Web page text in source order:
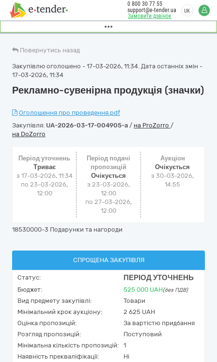
Замовити дзвінок
0 800 30 77 55
support@e-tender.ua
UK
Повернутись назад
Закупівлю оголошено - 17-03-2026, 11:34. Дата останніх змін -
17-03-2026, 11:34
Рекламно-сувенірна продукція (значки)
Оголошення про проведення.pdf
Закупівля: UA-2026-03-17-004905-a / на ProZorro /
на DoZorro
Період уточнень
Триває
з 17-03-2026, 11:34
по 23-03-2026,
12:00
Період подачі
пропозицій
Очікується
з 23-03-2026,
12:00
по 27-03-2026,
12:00
Аукціон
Очікується
з30-03-2026,
14:55
18530000-3 Подарунки та нагороди
СПРОЩЕНА ЗАКУПІВЛЯ
Статус: ПЕРІОД УТОЧНЕНЬ
Бюджет: 525 000 UAH(без ПДВ)
Вид предмету закупівлі:
Товари
Мінімальний крок аукціону:
2 625 UAH
Оцінка пропозицій:
За вартістю придбання
Розгляд пропозицій:
Поступовий
Мінімальна кількість пропозицій:
1
Наявність прекваліфікації:
Ні